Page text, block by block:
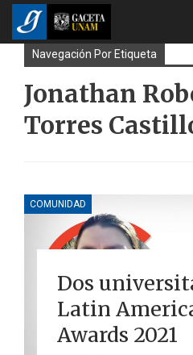
Navegación Por Etiqueta
Jonathan
Torres
COMUNIDAD
Dos
Latin
Awards 2021